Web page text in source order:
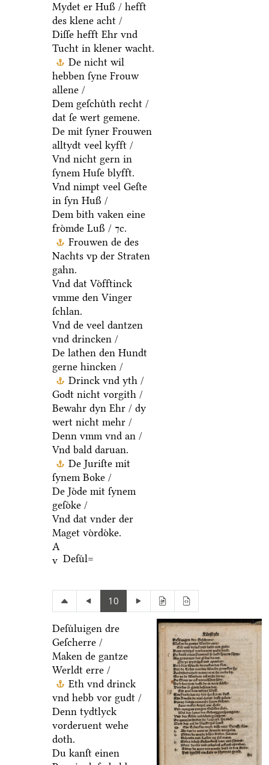
Mydet er Huß / hefft
des klene acht /
Diſſe hefft Ehr vnd
Tucht in klener wacht.
De nicht wil
hebben ſyne Frouw
allene /
Dem geſchuͤth recht /
dat ſe wert gemene.
De mit ſyner Frouwen
alltydt veel kyfft /
Vnd nicht gern in
ſynem Huſe blyfft.
Vnd nimpt veel Geſte
in ſyn Huß /
Dem bith vaken eine
froͤmde Luß / ⁊c.
Frouwen de des
Nachts vp der Straten
gahn.
Vnd dat Voͤfftinck
vmme den Vinger
ſchlan.
Vnd de veel dantzen
vnd drincken /
De lathen den Hundt
gerne hincken /
Drinck vnd yth /
Godt nicht vorgith /
Bewahr dyn Ehr / dy
wert nicht mehr /
Denn vmm vnd an /
Vnd bald daruan.
De Juriſte mit
ſynem Boke /
De Joͤde mit ſynem
geſoͤke /
Vnd dat vnder der
Maget voͤrdoͤke.
A
v Deſuͤl=
10
Deſuͤluigen dre
Geſcherre /
Maken de gantze
Werldt erre /
Eth vnd drinck
vnd hebb vor gudt /
Denn tydtlyck
vorderuent wehe
doth.
Du kanſt einen